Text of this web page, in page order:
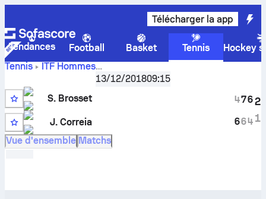
Télécharger la app
Tendances Football Basket Tennis
Hockey
Tennis
ITF Hommes
,Huitièmes de finale
Samuel Brosset
face
13/12/201809:15
S. Brosset
2
J. Correia
4
6
7
6
6
4
2
1
Vue d'ensemble Matchs